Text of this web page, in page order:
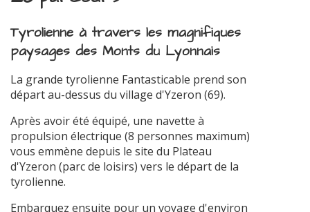
Tyrolienne à travers les magnifiques
paysages des Monts du Lyonnais
La grande tyrolienne Fantasticable prend son
départ au-dessus du village d'Yzeron (69).
Après avoir été équipé, une navette à
propulsion électrique (8 personnes maximum)
vous emmène depuis le site du Plateau
d'Yzeron (parc de loisirs) vers le départ de la
tyrolienne.
Embarquez ensuite pour un voyage d'environ